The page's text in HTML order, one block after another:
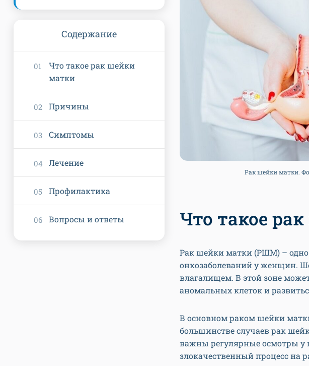
Рак шейки матки.
Что такое
Рак шейки матки (РШМ) –
онкозаболеваний у женщин.
влагалищем. В этой зоне
аномальных клеток и
В основном раком шейки
большинстве случаев рак
важны регулярные осмотры у
злокачественный процесс на
Содержание
Что такое рак шейки
матки
Причины
Симптомы
Лечение
Профилактика
Вопросы и ответы